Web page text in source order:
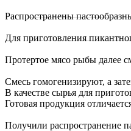
Распространены
Для приготовления
Протертое мясо рыбы далее
Смесь гомогенизируют, а
В качестве сырья для
Готовая продукция
Получили распространение